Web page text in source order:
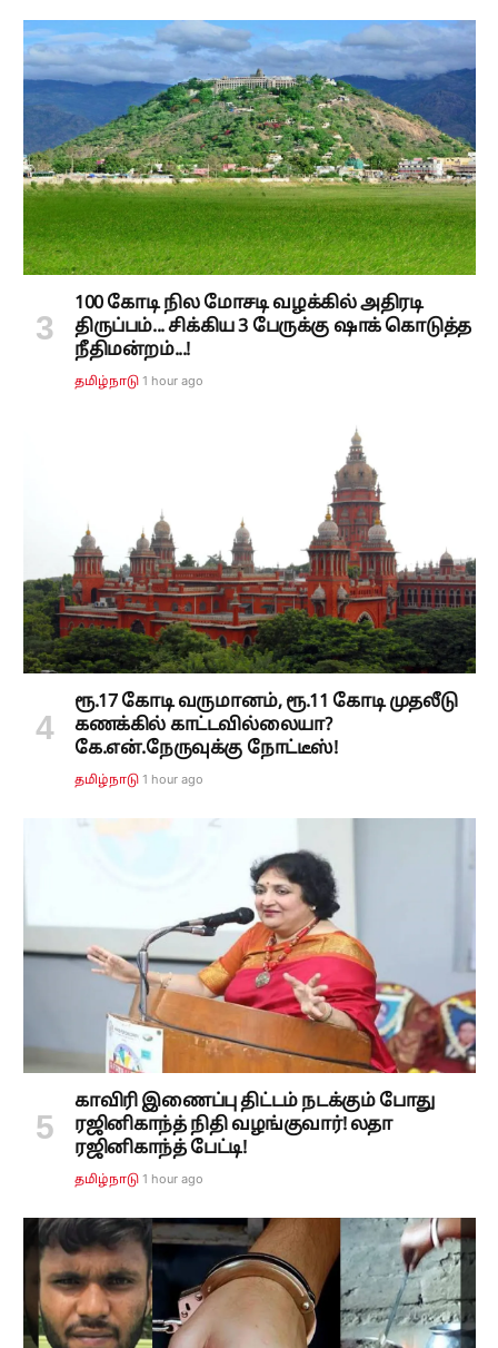
100 கோடி நில மோசடி வழக்கில் அதிரடி
திருப்பம்... சிக்கிய 3 பேருக்கு ஷாக் கொடுத்த
நீதிமன்றம்...!
தமிழ்நாடு 1 hour ago
ரூ.17 கோடி வருமானம், ரூ.11 கோடி முதலீடு
கணக்கில் காட்டவில்லையா?
கே.என்.நேருவுக்கு நோட்டீஸ்!
தமிழ்நாடு 1 hour ago
காவிரி இணைப்பு திட்டம் நடக்கும் போது
ரஜினிகாந்த் நிதி வழங்குவார்! லதா
ரஜினிகாந்த் பேட்டி!
தமிழ்நாடு 1 hour ago